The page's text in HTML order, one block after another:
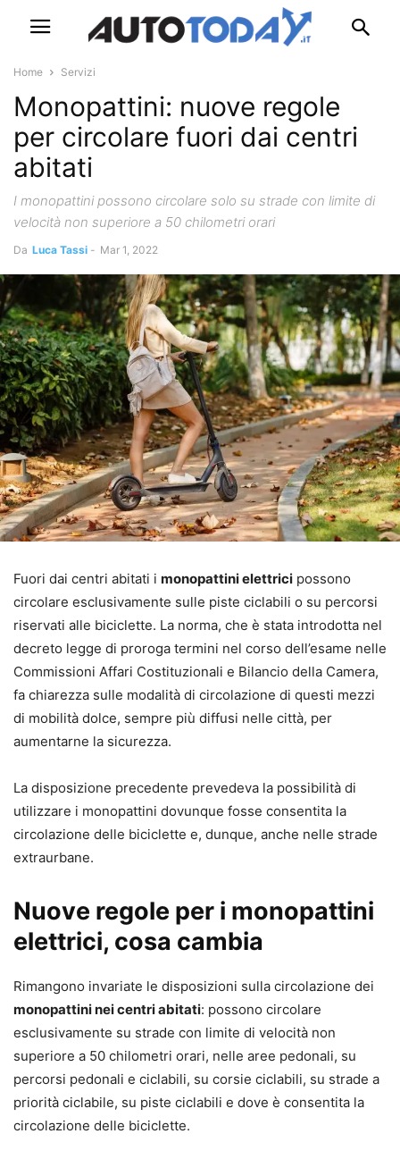
Home Servizi
Monopattini: nuove regole
per circolare fuori dai centri
abitati
I monopattini possono circolare solo su strade con limite di
velocità non superiore a 50 chilometri orari
Da Luca Tassi - Mar 1, 2022
Fuori dai centri abitati i monopattini elettrici possono
circolare esclusivamente sulle piste ciclabili o su percorsi
riservati alle biciclette. La norma, che è stata introdotta nel
decreto legge di proroga termini nel corso dell’esame nelle
Commissioni Affari Costituzionali e Bilancio della Camera,
fa chiarezza sulle modalità di circolazione di questi mezzi
di mobilità dolce, sempre più diffusi nelle città, per
aumentarne la sicurezza.
La disposizione precedente prevedeva la possibilità di
utilizzare i monopattini dovunque fosse consentita la
circolazione delle biciclette e, dunque, anche nelle strade
extraurbane.
Nuove regole per i monopattini
elettrici, cosa cambia
Rimangono invariate le disposizioni sulla circolazione dei
monopattini nei centri abitati: possono circolare
esclusivamente su strade con limite di velocità non
superiore a 50 chilometri orari, nelle aree pedonali, su
percorsi pedonali e ciclabili, su corsie ciclabili, su strade a
priorità ciclabile, su piste ciclabili e dove è consentita la
circolazione delle biciclette.